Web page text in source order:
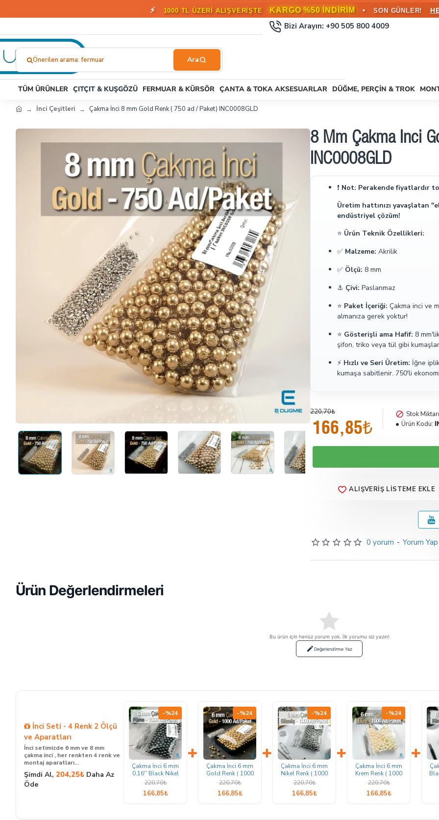
🎁 2000 TL ÜZERİ SİPARİŞLERDE KARGO BEDAVA! • HEMEN
Bizi Arayın: +90 505 800 4009
Aramıştınız?...
Önerilen arama: stoper
TÜM ÜRÜNLER ÇITÇIT & KUŞGÖZÜ FERMUAR & KÜRSÖR ÇANTA & TOKA AKSESUARLAR DÜĞME, PERÇIN & TROK
İnci Çeşitleri Çakma İnci 8 mm Gold Renk ( 750 ad / Paket) INC0008GLD
İndirimde
Ön Sipariş
8 Mm Çakma İnci
INC0008GLD
❗ Not: Perakende fiyatlardır
Üretim hattınızı yavaşlatan
endüstriyel çözüm!
⭐ Ürün Teknik Özellikleri:
✅ Malzeme: Akrilik
✅ Ölçü: 8 mm
⚓ Çivi: Paslanmaz
⭐ Paket İçeriği: Çakma inci ve
almanıza gerek yoktur!
⭐ Gösterişli ama Hafif: 8
şifon, triko veya tül gibi
⚡ Hızlı ve Seri Üretim: İğne
kumaşa sabitlenir. 750'li
0 yorum - Yorum Yap
166,85₺
220,70₺ Stok
Ürün Kodu:
ALIŞVERIŞ LISTEME EKLE
Ürün Değerlendirmeleri
Bu ürün için henüz yorum yok. İlk yorumu siz yazın!
Değerlendirme Yaz
İnci Seti - 4 Renk 2 Ölçü
ve Aparatları
İnci setimizde 6 mm ve 8 mm
çakma inci , her renkten 4 renk ve
montaj aparatları...
Şimdi Al, 204,25₺ Daha Az
Öde
-%24
Çakma İnci 6 mm
0,16'' Black Nikel
Renk ( 1000 ad /
220,70₺
166,85₺
+
-%24
Çakma İnci 6 mm
Gold Renk ( 1000
ad / Paket)
220,70₺
166,85₺
+
-%24
Çakma İnci 6 mm
Nikel Renk ( 1000
ad / Paket)
220,70₺
166,85₺
+
-%24
Çakma İnci 6 mm
Krem Renk ( 1000
ad / Paket)
220,70₺
166,85₺
+